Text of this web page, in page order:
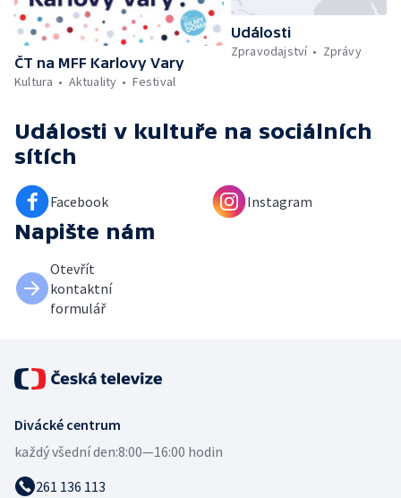
ČT na MFF Karlovy Vary
Kultura
Aktuality Festival
Události
Zpravodajství
Zprávy
Události v kultuře na sociálních
sítích
Facebook Instagram
Napište nám
Otevřít
kontaktní
formulář
Divácké centrum
každý všední den:8:00—16:00 hodin
261 136 113